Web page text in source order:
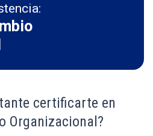
certificarte en
Organizacional?